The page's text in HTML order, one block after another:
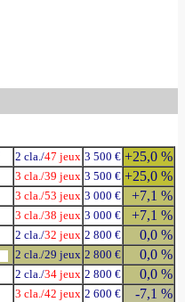
2 cla./47 jeux 3 500 € +25,0 %
3 cla./39 jeux 3 500 € +25,0 %
3 cla./53 jeux 3 000 € +7,1 %
3 cla./38 jeux 3 000 € +7,1 %
2 cla./32 jeux 2 800 € 0,0 %
2 cla./29 jeux 2 800 € 0,0 %
2 cla./34 jeux 2 800 € 0,0 %
3 cla./42 jeux 2 600 € -7,1 %